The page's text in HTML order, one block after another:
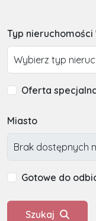
Typ nieruchomości
Oferta
Miasto
Gotowe do
Szukaj